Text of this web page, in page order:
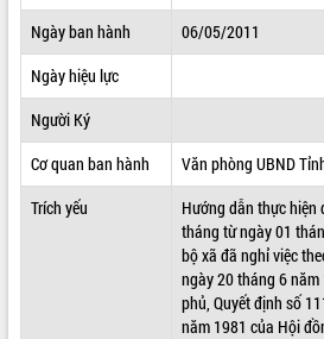
SỞ, BAN, NGÀNH
THÔNG TIN CHỈ ĐẠO ĐIỀU HÀNH
HỆ THỐNG VĂN BẢN
VĂN BẢN HĐND TỈNH
Ngày ban hành
06/05/2011
Ngày hiệu lực
Người Ký
Cơ quan ban hành
Văn phòng UBND
Trích yếu
Hướng dẫn thực hiện
tháng từ ngày 01
bộ xã đã nghỉ việc
ngày 20 tháng 6
phủ, Quyết định số
năm 1981 của Hội